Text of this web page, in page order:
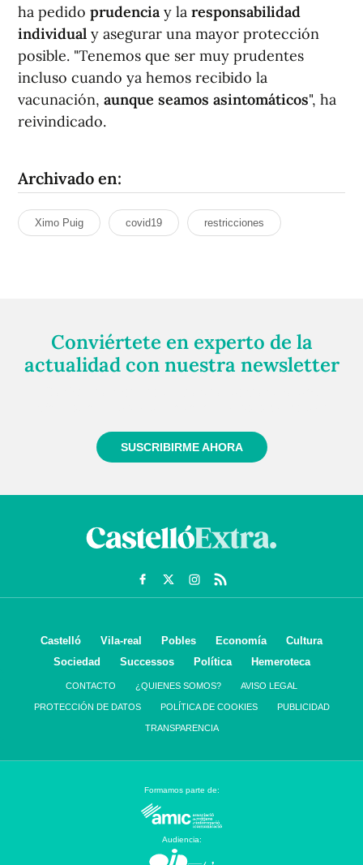
ha pedido prudencia y la responsabilidad
individual y asegurar una mayor protección
posible. "Tenemos que ser muy prudentes
incluso cuando ya hemos recibido la
vacunación, aunque seamos asintomáticos", ha
reivindicado.
Archivado en:
Ximo Puig covid19 restricciones
Conviértete en experto de la
actualidad con nuestra newsletter
SUSCRIBIRME AHORA
Castelló Vila-real Pobles Economía
Cultura
Sociedad
Successos Política Hemeroteca
CONTACTO ¿QUIENES SOMOS? AVISO LEGAL
PROTECCIÓN DE DATOS POLÍTICA DE COOKIES PUBLICIDAD
TRANSPARENCIA
Formamos parte de:
Audiencia: